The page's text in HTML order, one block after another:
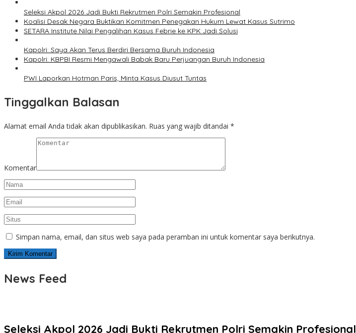
Seleksi Akpol 2026 Jadi Bukti Rekrutmen Polri Semakin Profesional
Koalisi Desak Negara Buktikan Komitmen Penegakan Hukum Lewat Kasus Sutrimo
SETARA Institute Nilai Pengalihan Kasus Febrie ke KPK Jadi Solusi
Kapolri: Saya Akan Terus Berdiri Bersama Buruh Indonesia
Kapolri: KBPBI Resmi Mengawali Babak Baru Perjuangan Buruh Indonesia
PWI Laporkan Hotman Paris, Minta Kasus Diusut Tuntas
Tinggalkan Balasan
Alamat email Anda tidak akan dipublikasikan. Ruas yang wajib ditandai *
Komentar
Simpan nama, email, dan situs web saya pada peramban ini untuk komentar saya berikutnya.
News Feed
Seleksi Akpol 2026 Jadi Bukti Rekrutmen Polri Semakin Profesional